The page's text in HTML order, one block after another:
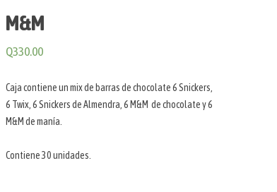
M&M
Q330.00
Caja contiene un mix de barras de chocolate 6 Snickers,
6 Twix, 6 Snickers de Almendra, 6 M&M de chocolate y 6
M&M de manía.
Contiene 30 unidades.